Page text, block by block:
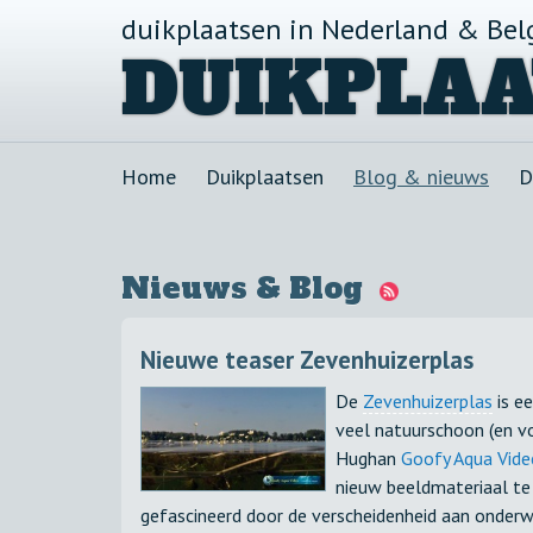
duikplaatsen in Nederland &
Home Duikplaatsen Blog & nieuws
Nieuws & Blog
Nieuwe teaser Zevenhuizerplas
De Zevenhuizerplas is
veel natuurschoon (en
Hughan Goofy Aqua
nieuw beeldmateriaal
gefascineerd door de verscheidenheid aan